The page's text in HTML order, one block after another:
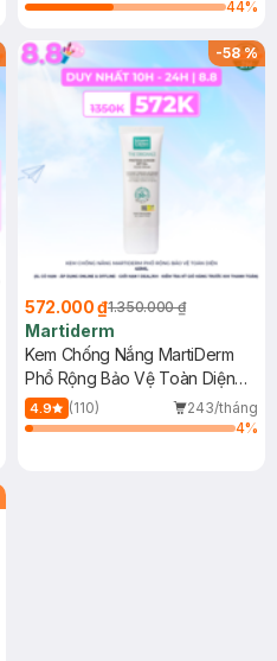
44%
-58%
572.000 ₫1.350.000 ₫
Martiderm
Kem Chống Nắng MartiDerm
Phổ Rộng Bảo Vệ Toàn Diện
40ml
4.9 (110)
243/tháng
4%